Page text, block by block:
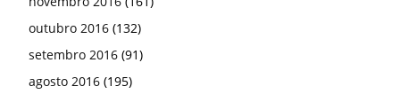
outubro 2016 (132)
setembro 2016 (91)
agosto 2016 (195)